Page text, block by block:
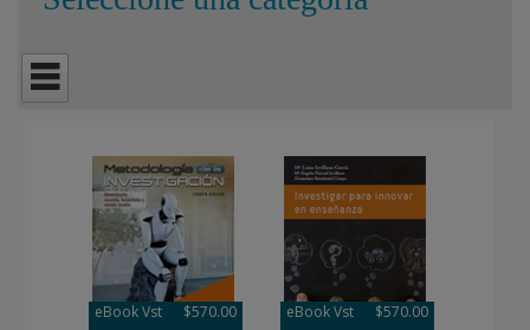
eBook Vst $570.00 eBook Vst $570.00